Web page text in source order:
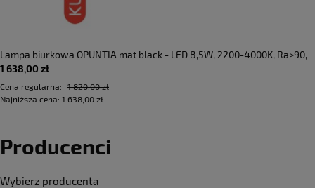
Lampa biurkowa OPUNTIA mat black - LED 8,5W, 2200-4000K, Ra>90,
700lm, 220-240V AC, IP40 - PANZERI - DOSTĘPNA OD RĘKI
1 638,00 zł
Cena regularna:
1 820,00 zł
Najniższa cena: 1 638,00 zł
Producenci
Wybierz producenta